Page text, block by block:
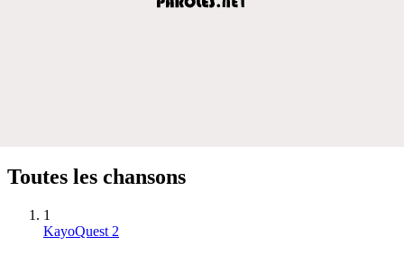
Toutes les chansons
1
KayoQuest 2